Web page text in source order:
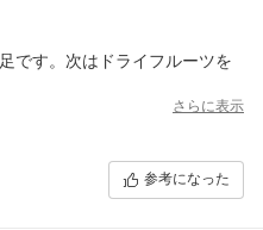
です。次はドライフルーツを
さらに表示
参考になった